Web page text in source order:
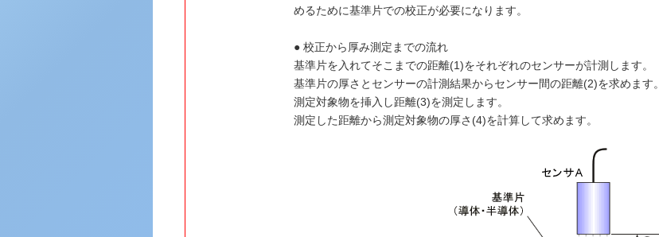
めるために基準片での校正が必要になります。
● 校正から厚み測定までの流れ
基準片を入れてそこまでの距離(1)をそれぞれのセンサーが計測します。
基準片の厚さとセンサーの計測結果からセンサー間の距離(2)を求めます。
測定対象物を挿入し距離(3)を測定します。
測定した距離から測定対象物の厚さ(4)を計算して求めます。